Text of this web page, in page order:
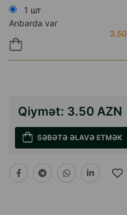
1 шт
Anbarda var
Qiymət: 3.50 AZN
SƏBƏTƏ ƏLAVƏ ETMƏK